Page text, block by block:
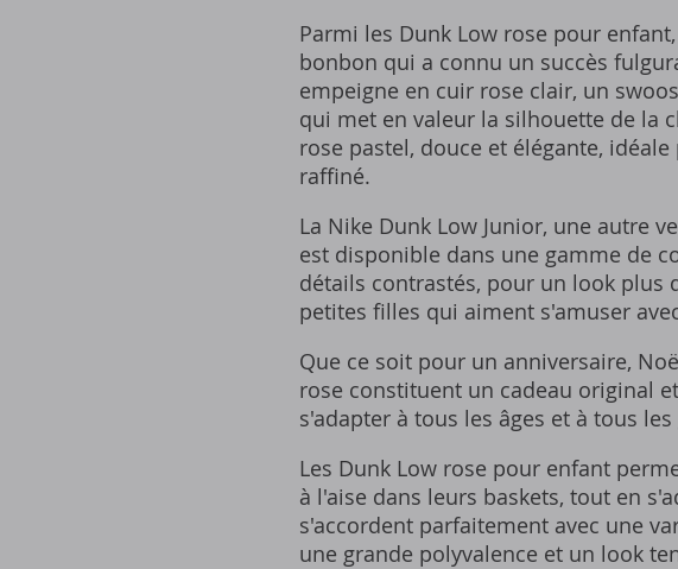
Parmi les Dunk Low rose pour
bonbon qui a connu un succès
empeigne en cuir rose clair, un
qui met en valeur la silhouette de la
rose pastel, douce et élégante,
raffiné.
La Nike Dunk Low Junior, une autre
est disponible dans une gamme de
détails contrastés, pour un look plus
petites filles qui aiment s'amuser
Que ce soit pour un anniversaire,
rose constituent un cadeau original
s'adapter à tous les âges et à tous
Les Dunk Low rose pour enfant
à l'aise dans leurs baskets, tout en
s'accordent parfaitement avec une
une grande polyvalence et un look